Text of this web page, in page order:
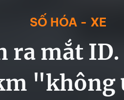
SỐ HÓA - XE
ra mắt
"không